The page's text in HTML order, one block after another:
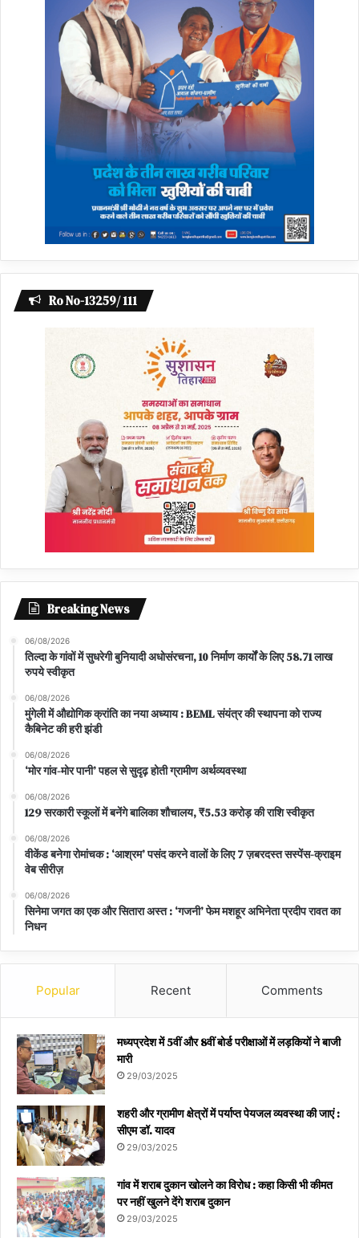
Ro No-13259/ 111
Breaking News
06/08/2026
तिल्दा के गांवों में सुधरेगी बुनियादी अधोसंरचना, 10 निर्माण कार्यों के लिए 58.71 लाख
रुपये स्वीकृत
06/08/2026
मुंगेली में औद्योगिक क्रांति का नया अध्याय : BEML संयंत्र की स्थापना को राज्य
कैबिनेट की हरी झंडी
06/08/2026
‘मोर गांव-मोर पानी’ पहल से सुदृढ़ होती ग्रामीण अर्थव्यवस्था
06/08/2026
129 सरकारी स्कूलों में बनेंगे बालिका शौचालय, ₹5.53 करोड़ की राशि स्वीकृत
06/08/2026
वीकेंड बनेगा रोमांचक : ‘आश्रम’ पसंद करने वालों के लिए 7 ज़बरदस्त सस्पेंस-क्राइम
वेब सीरीज़
06/08/2026
सिनेमा जगत का एक और सितारा अस्त : ‘गजनी’ फेम मशहूर अभिनेता प्रदीप रावत का
निधन
Popular Recent Comments
मध्यप्रदेश में 5वीं और 8वीं बोर्ड परीक्षाओं में लड़कियों ने बाजी
मारी
29/03/2025
शहरी और ग्रामीण क्षेत्रों में पर्याप्त पेयजल व्यवस्था की जाएं :
सीएम डॉ. यादव
29/03/2025
गांव में शराब दुकान खोलने का विरोध : कहा किसी भी कीमत
पर नहीं खुलने देंगे शराब दुकान
29/03/2025